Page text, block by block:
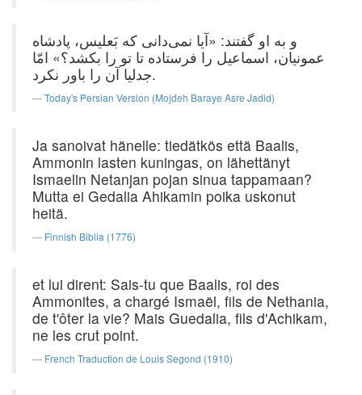
و به او گفتند: «آیا نمی‌دانی که بَعلیس، پادشاه
عمونیان، اسماعیل را فرستاده تا تو را بکشد؟» امّا
جدلیا آن را باور نکرد.
Today's Persian Version (Mojdeh Baraye Asre Jadid)
Ja sanoivat hänelle: tiedätkös että Baalis,
Ammonin lasten kuningas, on lähettänyt
Ismaelin Netanjan pojan sinua tappamaan?
Mutta ei Gedalia Ahikamin poika uskonut
heitä.
Finnish Biblia (1776)
et lui dirent: Sais-tu que Baalis, roi des
Ammonites, a chargé Ismaël, fils de Nethania,
de t'ôter la vie? Mais Guedalia, fils d'Achikam,
ne les crut point.
French Traduction de Louis Segond (1910)